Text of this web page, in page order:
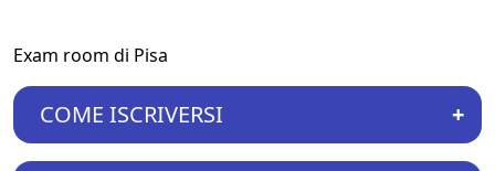
Exam room di Pisa
COME ISCRIVERSI